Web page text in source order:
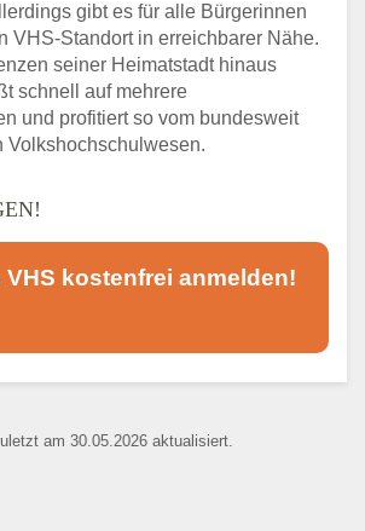
gibt es für alle Bürgerinnen
VHS-Standort in erreichbarer Nähe.
seiner Heimatstadt hinaus
schnell auf mehrere
und profitiert so vom bundesweit
Volkshochschulwesen.
VHS kostenfrei anmelden!
und ist nicht
am 30.05.2026 aktualisiert.